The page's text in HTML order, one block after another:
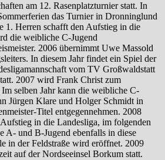
am 12. Rasenplatzturnier statt. In
das Turnier in Dronninglund
1. Herren schafft den Aufstieg in die
die weibliche C-Jugend
2006 übernimmt Uwe Massold
In diesem Jahr findet ein Spiel der
vom TV Großwaldstatt
2007 wird Frank Christ zum
selben Jahr kann die weibliche C-
Jürgen Klare und Holger Schmidt in
Titel entgegennehmen. 2008
in die Landesliga, im folgenden
A- und B-Jugend ebenfalls in diese
in der Feldstraße wird eröffnet. 2009
auf der Nordseeinsel Borkum statt.